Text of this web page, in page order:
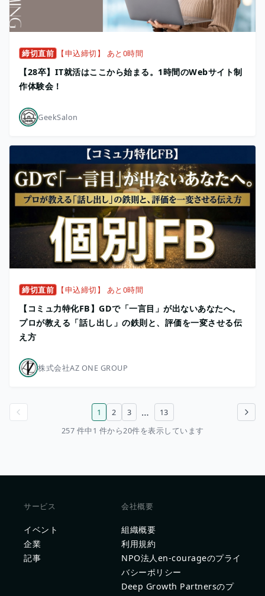
締切直前 【申込締切】 あと0時間
【28卒】IT就活はここから始まる。1時間のWebサイト制
作体験会！
GeekSalon
締切直前 【申込締切】 あと0時間
【コミュ力特化FB】GDで「一言目」が出ないあなたへ。
プロが教える「話し出し」の鉄則と、評価を一変させる伝
え方
株式会社AZ ONE GROUP
次のページ
1 2 3 …
13
257 件中1 件から20件を表示しています
サービス
イベント
企業
記事
会社概要
組織概要
利用規約
NPO法人en-courageのプライ
バシーポリシー
Deep Growth Partnersのプ